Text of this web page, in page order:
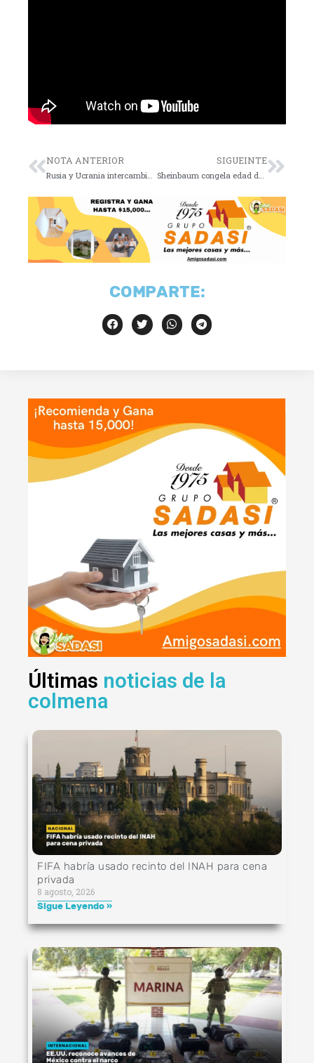
NOTA ANTERIOR SIGUEINTE
COMPARTE:
Últimas noticias de la
colmena
FIFA habría usado recinto del INAH para cena
privada
8 agosto, 2026
Sigue Leyendo »